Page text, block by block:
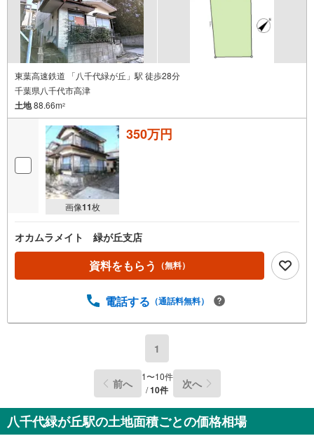
東葉高速鉄道 「八千代緑が丘」駅 徒歩28分
千葉県八千代市高津
土地88.66m2
画像11枚
350万円
オカムラメイト 緑が丘支店
資料をもらう （無料）
電話する （通話料無料）
1
前へ 1〜10件
/10件 次へ
八千代緑が丘駅の土地面積ごとの価格相場